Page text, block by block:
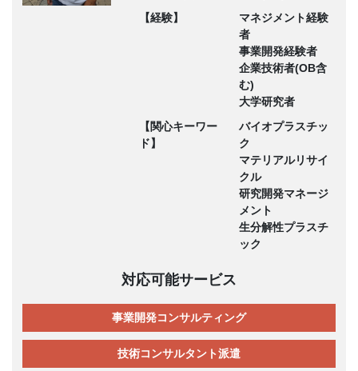
【経験】
マネジメント経験
者
事業開発経験者
企業技術者(OB含
む)
大学研究者
【関心キーワー
ド】
バイオプラスチッ
ク
マテリアルリサイ
クル
研究開発マネージ
メント
生分解性プラスチ
ック
対応可能サービス
事業開発コンサルティング
技術コンサルタント派遣